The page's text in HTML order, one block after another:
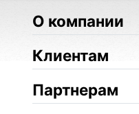
О компании
Клиентам
Партнерам